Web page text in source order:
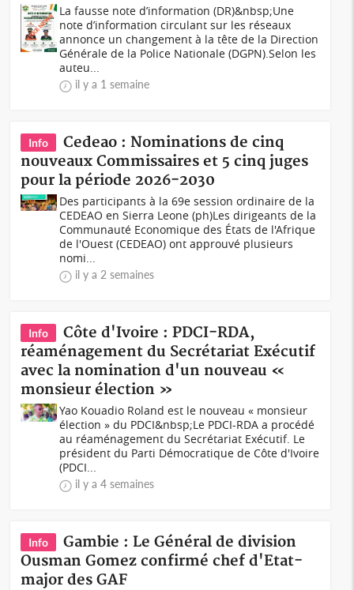
La fausse note d’information (DR)&nbsp;Une
note d’information circulant sur les réseaux
annonce un changement à la tête de la Direction
Générale de la Police Nationale (DGPN).Selon les
auteu...
il y a 1 semaine
Info
Cedeao : Nominations de cinq
nouveaux Commissaires et 5 cinq juges
pour la période 2026-2030
Des participants à la 69e session ordinaire de la
CEDEAO en Sierra Leone (ph)Les dirigeants de la
Communauté Economique des États de l'Afrique
de l'Ouest (CEDEAO) ont approuvé plusieurs
nomi...
il y a 2 semaines
Info
Côte d'Ivoire : PDCI-RDA,
réaménagement du Secrétariat Exécutif
avec la nomination d'un nouveau «
monsieur élection »
Yao Kouadio Roland est le nouveau « monsieur
élection » du PDCI&nbsp;Le PDCI-RDA a procédé
au réaménagement du Secrétariat Exécutif. Le
président du Parti Démocratique de Côte d'Ivoire
(PDCI...
il y a 4 semaines
Info
Gambie : Le Général de division
Ousman Gomez confirmé chef d'Etat-
major des GAF